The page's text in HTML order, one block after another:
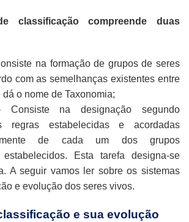
classificação compreende duas
na formação de grupos de seres
com as semelhanças existentes entre
o nome de Taxonomia;
na designação segundo
regras estabelecidas e acordadas
de cada um dos grupos
estabelecidos. Esta tarefa designa-se
A seguir vamos ler sobre os sistemas
e evolução dos seres vivos.
e sua evolução